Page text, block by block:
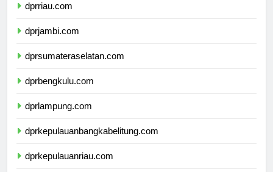
dprriau.com
dprjambi.com
dprsumateraselatan.com
dprbengkulu.com
dprlampung.com
dprkepulauanbangkabelitung.com
dprkepulauanriau.com